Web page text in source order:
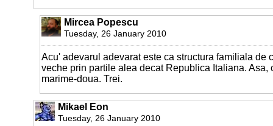
Mircea Popescu
Tuesday, 26 January 2010
Acu' adevarul adevarat este ca structura familiala de
veche prin partile alea decat Republica Italiana. Asa,
marime-doua. Trei.
Mikael Eon
Tuesday, 26 January 2010